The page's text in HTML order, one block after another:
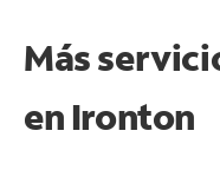
Más
en Ironton